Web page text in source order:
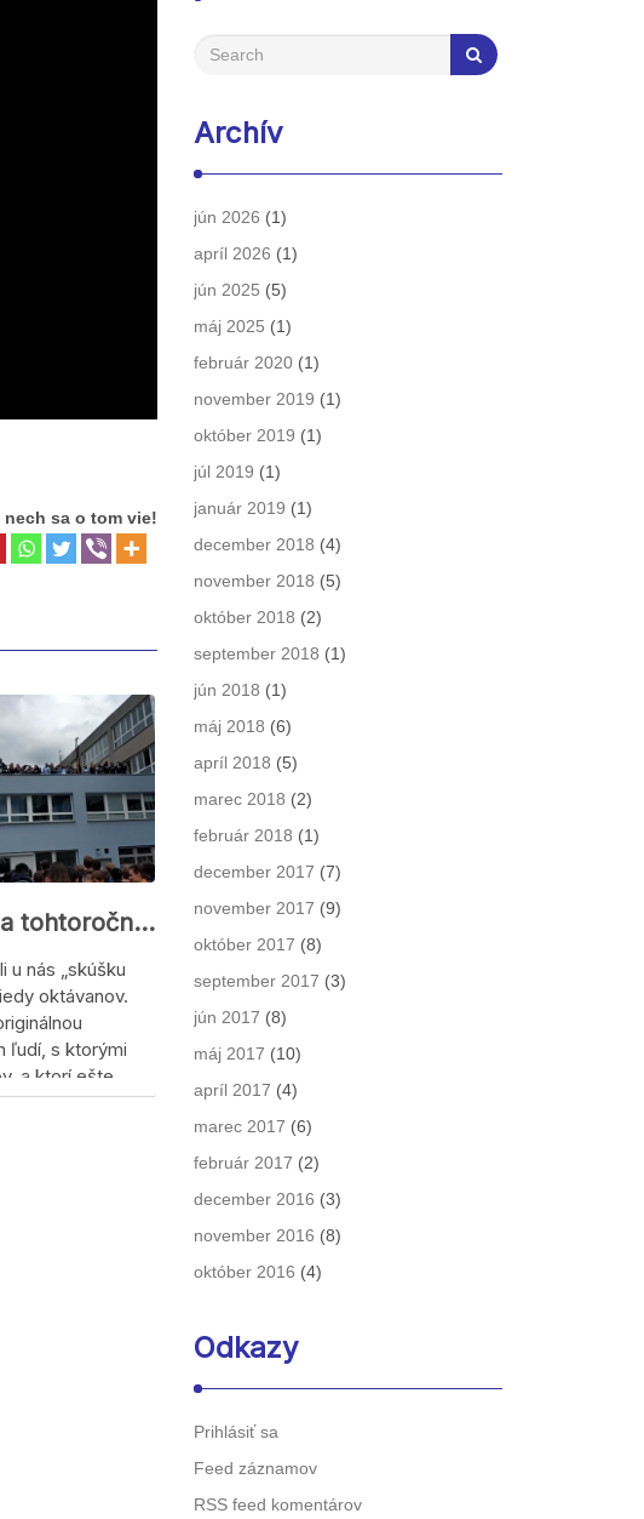
sa o tom vie!
Spomienka na tohtoročných maturantov (video)
u nás „skúšku
oktávanov.
ľudí, s ktorými
a ktorí ešte
našimi
Archív
jún 2026 (1)
apríl 2026 (1)
jún 2025 (5)
máj 2025 (1)
február 2020 (1)
november 2019 (1)
október 2019 (1)
júl 2019 (1)
január 2019 (1)
december 2018 (4)
november 2018 (5)
október 2018 (2)
september 2018 (1)
jún 2018 (1)
máj 2018 (6)
apríl 2018 (5)
marec 2018 (2)
február 2018 (1)
december 2017 (7)
november 2017 (9)
október 2017 (8)
september 2017 (3)
jún 2017 (8)
máj 2017 (10)
apríl 2017 (4)
marec 2017 (6)
február 2017 (2)
december 2016 (3)
november 2016 (8)
október 2016 (4)
Odkazy
Prihlásiť sa
Feed záznamov
RSS feed komentárov